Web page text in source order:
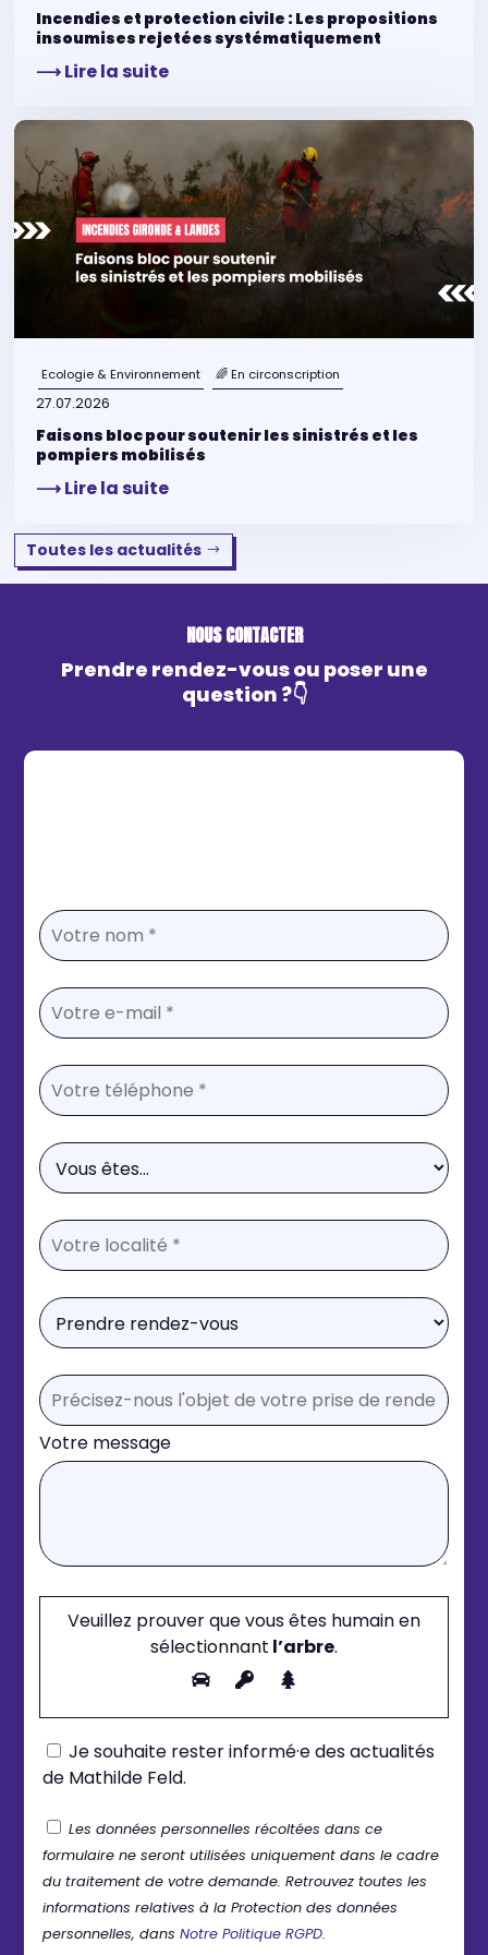
Incendies et protection civile : Les propositions
insoumises rejetées systématiquement
⟶ Lire la suite
Ecologie & Environnement 🌈 En circonscription
27.07.2026
Faisons bloc pour soutenir les sinistrés et les
pompiers mobilisés
⟶ Lire la suite
Toutes les actualités
NOUS CONTACTER
Prendre rendez-vous ou poser une
question ?👇
Votre message
Veuillez prouver que vous êtes humain en
sélectionnant l’arbre.
Je souhaite rester informé·e des actualités
de Mathilde Feld.
Les données personnelles récoltées dans ce
formulaire ne seront utilisées uniquement dans le cadre
du traitement de votre demande. Retrouvez toutes les
informations relatives à la Protection des données
personnelles, dansNotre Politique RGPD.